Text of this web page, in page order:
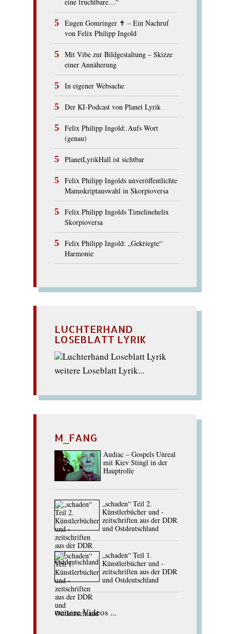
Eugen Gomringer ✝︎ – Ein Nachruf
von Felix Philipp Ingold
Mit Vibe zur Bildgestaltung – Skizze
einer Annäherung
In eigener Websache
Der KI-Podcast von Planet Lyrik
Felix Philipp Ingold: Aufs Wort
(genau)
PlanetLyrikHall ist sichtbar
Felix Philipp Ingolds unveröffentlichte
Manuskriptauswahl in Skorpioversa
Felix Philipp Ingolds Timelinehelix
Skorpioversa
Felix Philipp Ingold: „Gekriegte“
Harmonie
LUCHTERHAND
LOSEBLATT LYRIK
weitere Loseblatt Lyrik...
M_FANG
Audiac – Gospels Unreal
mit Kiev Stingl in der
Hauptrolle
„schaden“ Teil 2.
Künstlerbücher und -
zeitschriften aus der DDR
und Ostdeutschland
„schaden“ Teil 1.
Künstlerbücher und -
zeitschriften aus der DDR
und Ostdeutschland
weitere Videos ...